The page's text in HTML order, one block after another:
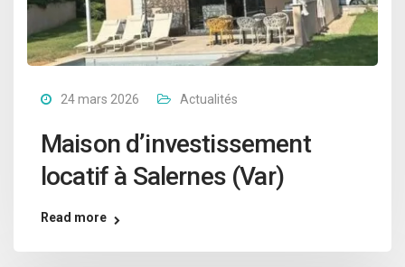
24 mars 2026 Actualités
Maison d’investissement
locatif à Salernes (Var)
Read more